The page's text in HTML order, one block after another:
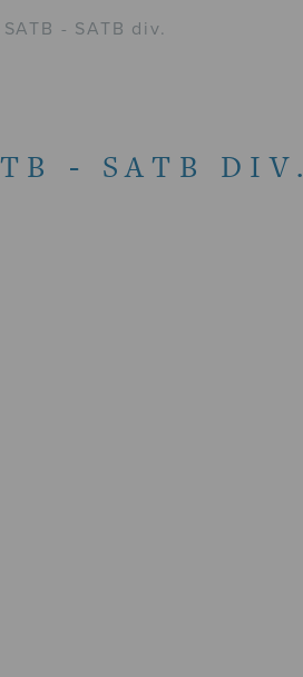
- SATB div.
- SATB DIV.